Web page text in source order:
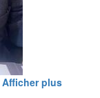
Afficher plus